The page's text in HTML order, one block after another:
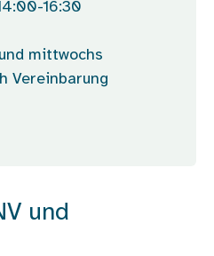
16:30
mittwochs
Vereinbarung
und